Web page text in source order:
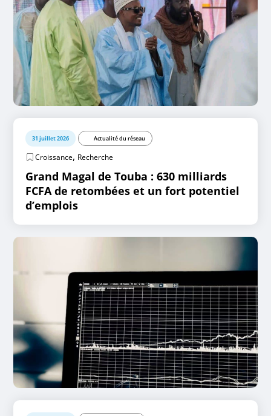
31 juillet 2026 Actualité du réseau
Croissance, Recherche
Grand Magal de Touba : 630 milliards
FCFA de retombées et un fort potentiel
d’emplois